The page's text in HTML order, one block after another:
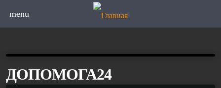
menu
ДОПОМОГА24